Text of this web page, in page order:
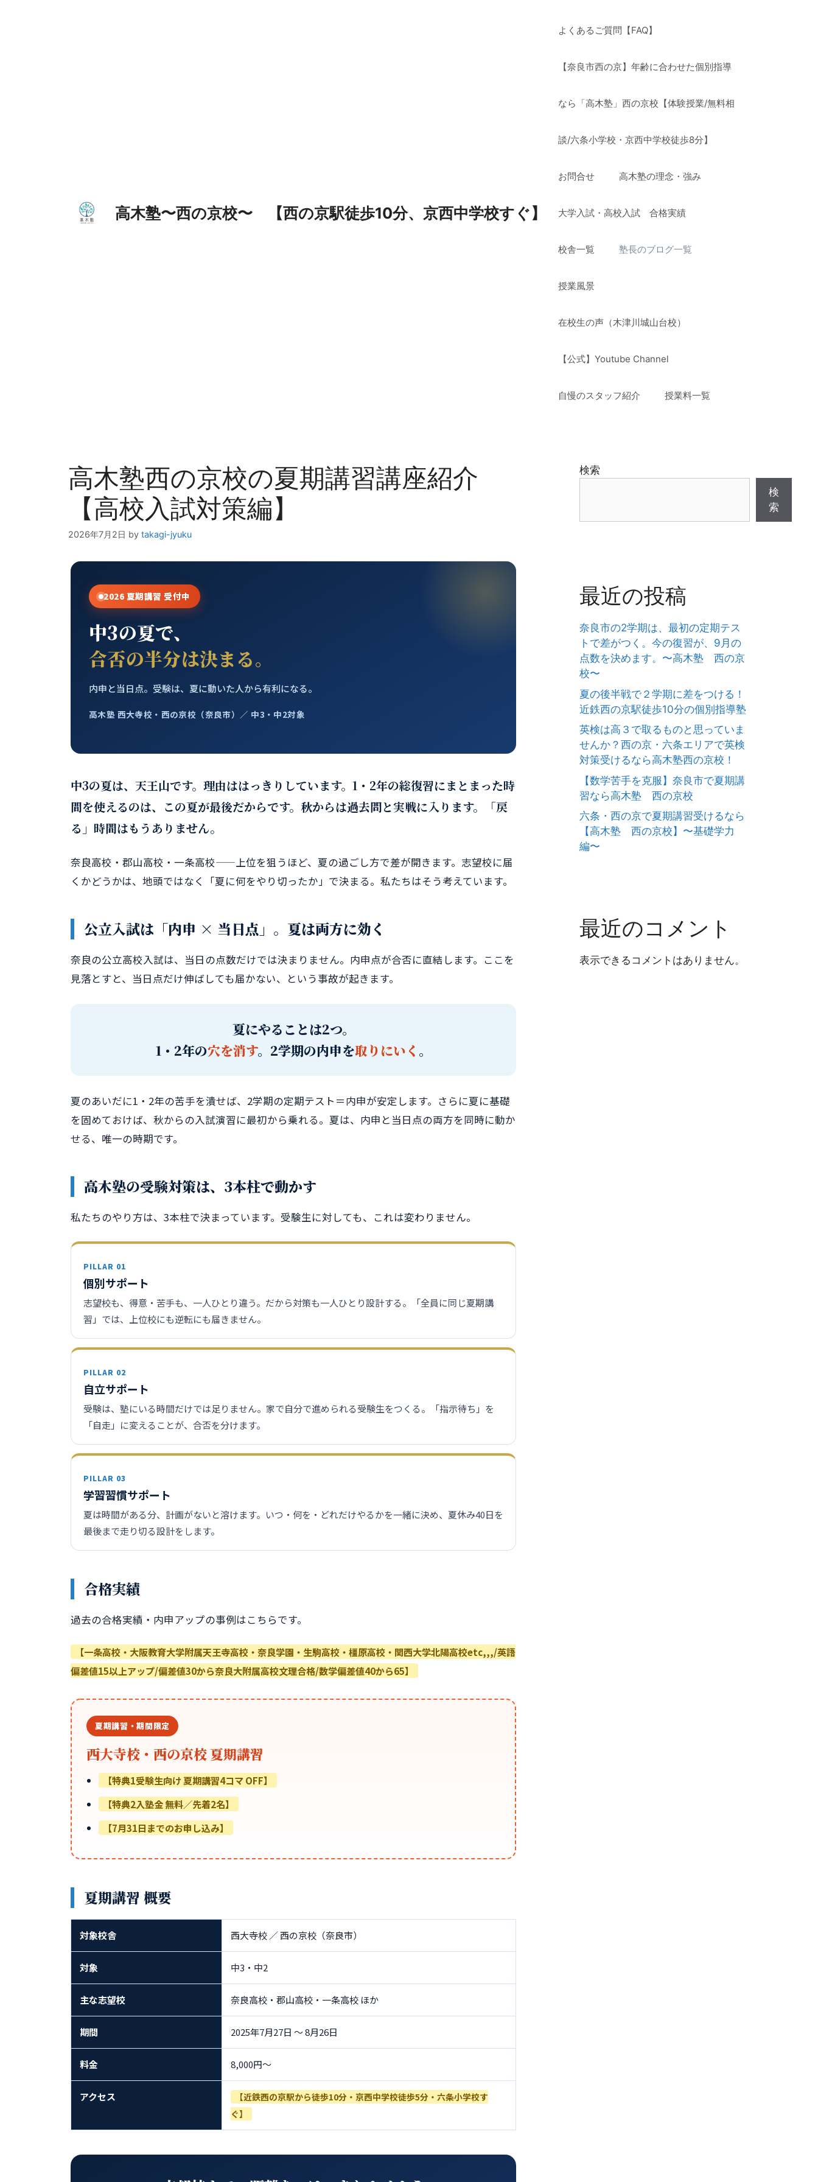
高木塾〜西の京校〜 【西の京駅徒歩10分、京西中学校すぐ】
よくあるご質問【FAQ】
【奈良市西の京】年齢に合わせた個別指導
なら「高木塾」西の京校【体験授業/無料相
談/六条小学校・京西中学校徒歩8分】
お問合せ 高木塾の理念・強み
大学入試・高校入試 合格実績
校舎一覧 塾長のブログ一覧
授業風景
在校生の声（木津川城山台校）
【公式】Youtube Channel
自慢のスタッフ紹介 授業料一覧
高木塾西の京校の夏期講習講座紹介
【高校入試対策編】
2026年7月2日 by takagi-jyuku
2026 夏期講習 受付中
中3の夏で、
合否の半分は決まる。
内申と当日点。受験は、夏に動いた人から有利になる。
高木塾 西大寺校・西の京校（奈良市）／ 中3・中2対象
中3の夏は、天王山です。理由ははっきりしています。1・2年の総復習にまとまった時
間を使えるのは、この夏が最後だからです。秋からは過去問と実戦に入ります。「戻
る」時間はもうありません。
奈良高校・郡山高校・一条高校——上位を狙うほど、夏の過ごし方で差が開きます。志望校に届
くかどうかは、地頭ではなく「夏に何をやり切ったか」で決まる。私たちはそう考えています。
公立入試は「内申 × 当日点」。夏は両方に効く
奈良の公立高校入試は、当日の点数だけでは決まりません。内申点が合否に直結します。ここを
見落とすと、当日点だけ伸ばしても届かない、という事故が起きます。
夏にやることは2つ。
1・2年の穴を消す。2学期の内申を取りにいく 。
夏のあいだに1・2年の苦手を潰せば、2学期の定期テスト＝内申が安定します。さらに夏に基礎
を固めておけば、秋からの入試演習に最初から乗れる。夏は、内申と当日点の両方を同時に動か
せる、唯一の時期です。
高木塾の受験対策は、3本柱で動かす
私たちのやり方は、3本柱で決まっています。受験生に対しても、これは変わりません。
PILLAR 01
個別サポート
志望校も、得意・苦手も、一人ひとり違う。だから対策も一人ひとり設計する。「全員に同じ夏期講
習」では、上位校にも逆転にも届きません。
PILLAR 02
自立サポート
受験は、塾にいる時間だけでは足りません。家で自分で進められる受験生をつくる。「指示待ち」を
「自走」に変えることが、合否を分けます。
PILLAR 03
学習習慣サポート
夏は時間がある分、計画がないと溶けます。いつ・何を・どれだけやるかを一緒に決め、夏休み40日を
最後まで走り切る設計をします。
合格実績
過去の合格実績・内申アップの事例はこちらです。
【一条高校・大阪教育大学附属天王寺高校・奈良学園・生駒高校・橿原高校・関西大学北陽高校etc,,,/英語
偏差値15以上アップ/偏差値30から奈良大附属高校文理合格/数学偏差値40から65】
夏期講習・期間限定
西大寺校・西の京校 夏期講習
【特典1受験生向け 夏期講習4コマ OFF】
【特典2入塾金 無料／先着2名】
【7月31日までのお申し込み】
夏期講習 概要
対象校舎 西大寺校 ／ 西の京校（奈良市）
対象 中3・中2
主な志望校 奈良高校・郡山高校・一条高校 ほか
期間 2025年7月27日 〜 8月26日
料金 8,000円〜
アクセス
【近鉄西の京駅から徒歩10分・京西中学校徒歩5分・六条小学校す
ぐ】
検索
検
索
最近の投稿
奈良市の2学期は、最初の定期テス
トで差がつく。今の復習が、9月の
点数を決めます。〜高木塾 西の京
校〜
夏の後半戦で２学期に差をつける！
近鉄西の京駅徒歩10分の個別指導塾
英検は高３で取るものと思っていま
せんか？西の京・六条エリアで英検
対策受けるなら高木塾西の京校！
【数学苦手を克服】奈良市で夏期講
習なら高木塾 西の京校
六条・西の京で夏期講習受けるなら
【高木塾 西の京校】〜基礎学力
編〜
最近のコメント
表示できるコメントはありません。